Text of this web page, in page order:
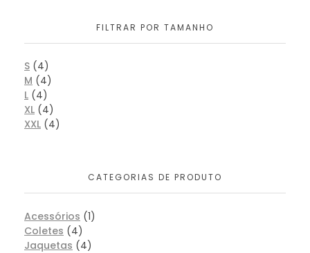
FILTRAR POR TAMANHO
S (4)
M (4)
L (4)
XL (4)
XXL (4)
CATEGORIAS DE PRODUTO
Acessórios (1)
Coletes (4)
Jaquetas (4)